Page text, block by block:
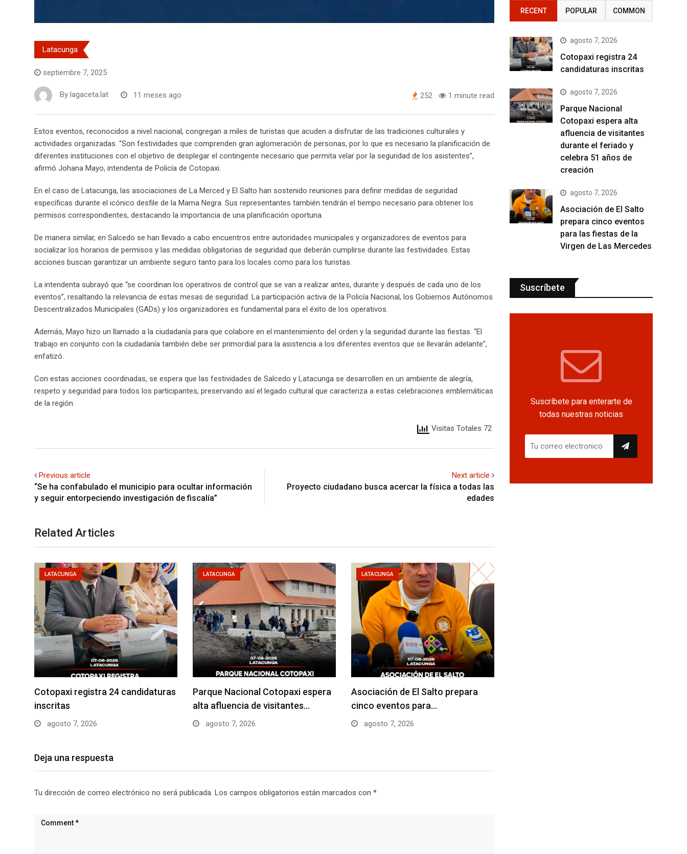
Latacunga
septiembre 7, 2025
By lagaceta.lat 11 meses ago 252 1 minute read
Estos eventos, reconocidos a nivel nacional, congregan a miles de turistas que acuden a disfrutar de las tradiciones culturales y
actividades organizadas. “Son festividades que comprenden gran aglomeración de personas, por lo que es necesario la planificación de
diferentes instituciones con el objetivo de desplegar el contingente necesario que permita velar por la seguridad de los asistentes”,
afirmó Johana Mayo, intendenta de Policía de Cotopaxi.
En el caso de Latacunga, las asociaciones de La Merced y El Salto han sostenido reuniones para definir medidas de seguridad
específicas durante el icónico desfile de la Mama Negra. Sus representantes también tendrán el tiempo necesario para obtener los
permisos correspondientes, destacando la importancia de una planificación oportuna.
De manera similar, en Salcedo se han llevado a cabo encuentros entre autoridades municipales y organizadores de eventos para
socializar los horarios de permisos y las medidas obligatorias de seguridad que deberán cumplirse durante las festividades. Estas
acciones buscan garantizar un ambiente seguro tanto para los locales como para los turistas.
La intendenta subrayó que “se coordinan los operativos de control que se van a realizar antes, durante y después de cada uno de los
eventos”, resaltando la relevancia de estas mesas de seguridad. La participación activa de la Policía Nacional, los Gobiernos Autónomos
Descentralizados Municipales (GADs) y los organizadores es fundamental para el éxito de los operativos.
Además, Mayo hizo un llamado a la ciudadanía para que colabore en el mantenimiento del orden y la seguridad durante las fiestas. “El
trabajo en conjunto con la ciudadanía también debe ser primordial para la asistencia a los diferentes eventos que se llevarán adelante”,
enfatizó.
Con estas acciones coordinadas, se espera que las festividades de Salcedo y Latacunga se desarrollen en un ambiente de alegría,
respeto y seguridad para todos los participantes, preservando así el legado cultural que caracteriza a estas celebraciones emblemáticas
de la región.
Visitas Totales 72
Previous article
“Se ha confabulado el municipio para ocultar información
y seguir entorpeciendo investigación de fiscalía”
Next article
Proyecto ciudadano busca acercar la física a todas las
edades
Related Articles
LATACUNGA
Cotopaxi registra 24 candidaturas
inscritas
agosto 7, 2026
LATACUNGA
Parque Nacional Cotopaxi espera
alta afluencia de visitantes…
agosto 7, 2026
LATACUNGA
Asociación de El Salto prepara
cinco eventos para…
agosto 7, 2026
Deja una respuesta
Tu dirección de correo electrónico no será publicada. Los campos obligatorios están marcados con *
RECENT POPULAR COMMON
agosto 7, 2026
Cotopaxi registra 24
candidaturas inscritas
agosto 7, 2026
Parque Nacional
Cotopaxi espera alta
afluencia de visitantes
durante el feriado y
celebra 51 años de
creación
agosto 7, 2026
Asociación de El Salto
prepara cinco eventos
para las fiestas de la
Virgen de Las Mercedes
Suscríbete
Suscríbete para enterarte de
todas nuestras noticias